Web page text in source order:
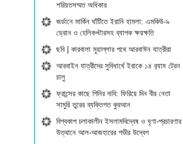
শরিয়তসম্মত অধিকার
জর্ডানে মার্কিন ঘাঁটিতে ইরানি হামলা: এমকিউ-৯
ড্রোন ও হেলিকপ্টারসহ ব্যাপক ক্ষয়ক্ষতি
ছবি | কারবালা মুয়াল্লার পথে আরবাঈন যাত্রীরা
আরবাইন যাত্রীদের সুবিধার্থে ইরাকে ১৪ র‍্যাম ট্রেন
চালু
ফ্রান্সের কাছে গিনির দাবি: ফিরিয়ে দিন বীর নেতা
সামুরি তুরের ব্যক্তিগত কুরআন
বিশ্বকাপ চলাকালীন ইসলামবিদ্বেষ ও ঘৃণা-প্রচারণার
উত্থানে আল-আজহারের গভীর উদ্বেগ